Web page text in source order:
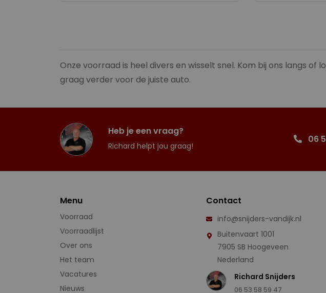
Onze voorraad is heel divers en wisselt snel. Kom bij ons langs
graag verder voor de juiste auto.
Heb je een vraag?
Richard helpt jou graag!
06
Menu
Voorraad
Voorraadlijst
Over ons
Het team
Vacatures
Nieuws
Contact
info@snijders-vandijk.nl
Buitenvaart 1001
7905 SB Hoogeveen
Nederland
Richard Snijders
06 53 58 59 47